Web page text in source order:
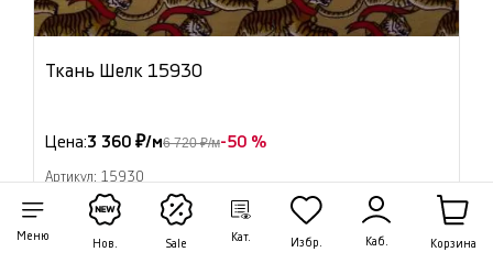
Меню
Нов. Sale
Кат. Избр. Каб. Корзина
Ткань Шелк 15930
Цена:3 360 ₽/м6 720 ₽/м-50 %
Артикул: 15930
В наличии 3.75 м